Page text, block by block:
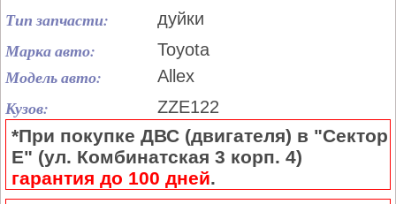
Тип запчасти: дуйки
Марка авто: Toyota
Модель авто: Allex
Кузов: ZZE122
*При покупке ДВС (двигателя) в "Сектор
Е" (ул. Комбинатская 3 корп. 4)
гарантия до 100 дней.